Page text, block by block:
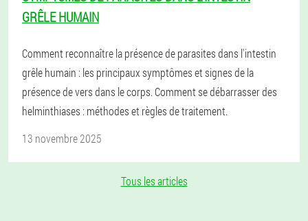
GRÊLE HUMAIN
Comment reconnaître la présence de parasites dans l'intestin
grêle humain : les principaux symptômes et signes de la
présence de vers dans le corps. Comment se débarrasser des
helminthiases : méthodes et règles de traitement.
13 novembre 2025
Tous les articles